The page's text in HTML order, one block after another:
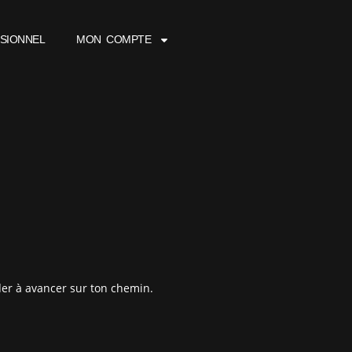
MON COMPTE
à avancer sur ton chemin.